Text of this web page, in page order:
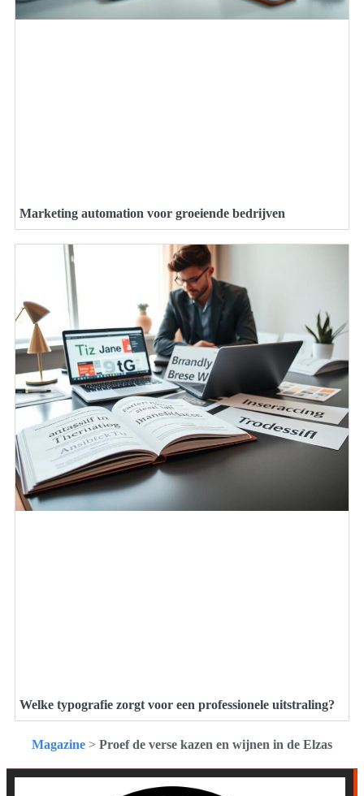
Marketing automation voor groeiende bedrijven
Welke typografie zorgt voor een professionele uitstraling?
Magazine > Proef de verse kazen en wijnen in de Elzas